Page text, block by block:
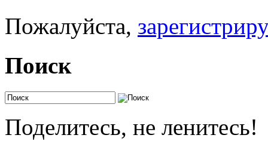
Пожалуйста,
Поиск
Поделитесь, не ленитесь!